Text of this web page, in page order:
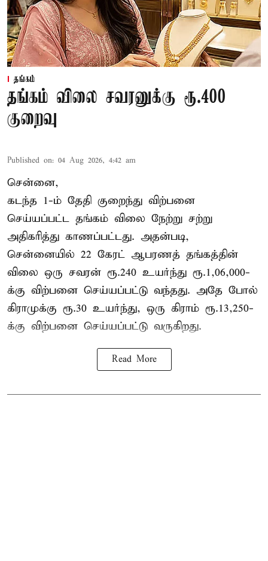
தங்கம்
தங்கம் விலை சவரனுக்கு ரூ.400
குறைவு
Published on: 04 Aug 2026, 4:42 am
சென்னை,
கடந்த 1-ம் தேதி குறைந்து விற்பனை
செய்யப்பட்ட தங்கம் விலை நேற்று சற்று
அதிகரித்து காணப்பட்டது. அதன்படி,
சென்னையில் 22 கேரட் ஆபரணத் தங்கத்தின்
விலை ஒரு சவரன் ரூ.240 உயர்ந்து ரூ.1,06,000-
க்கு விற்பனை செய்யப்பட்டு வந்தது. அதே போல்
கிராமுக்கு ரூ.30 உயர்ந்து, ஒரு கிராம் ரூ.13,250-
க்கு விற்பனை செய்யப்பட்டு வருகிறது.
Read More